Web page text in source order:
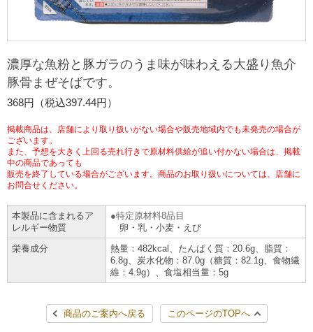
食の安全・安心への取組み
ギフト
プリペイドカード・金券
ニンテンドー・ダウンロードカード
マルチコピー機でできることトップ
コピー
プリント
スキャン
ファクス
チケット
便利なサービス
宅配便
切手・はがき・印紙
セブン銀行ATM
ご利用可能なお支払い方法
各種料金のお支払い
チケットサービス
セブンチケット
チケットぴあ
イープラス
CNプレイガイド
セブン‐イレブンでお受取り
タワーレコード
セブンネットショッピング
停電時のサービス停止のお知らせ
企業理念
会社概要
貸借対照表・損益計算書
沿革
国内店舗数
セブン＆アイ・ホールディングスの重点課題
サステナビリティ活動基本方針
サステナビリティ推進体制
GREEN CHALLENGE 2050
4VISIONS
サステナビリティニュース
サステナビリティレポート
加盟店オーナー募集
店舗検索
ネットショッピング
お問い合わせ
Language
English (Corporate)
English (Services)
한국어(서비스)
濃厚な魚粉と豚ガラのうま味が味わえる大盛り魚介
豚骨まぜそばです。
368円（税込397.44円）
掲載商品は、店舗により取り扱いがない場合や販売地域内でも未発売の場合が
ございます。
また、予想を大きく上回る売れ行きで原材料供給が追い付かない場合は、掲載
中の商品であっても
販売を終了している場合がございます。商品のお取り扱いについては、店舗に
お問合せください。
本製品に含まれるア
レルギー物質
特定原材料8品目
卵・乳・小麦・えび
栄養成分
熱量：482kcal、たんぱく質：20.6g、脂質：
6.8g、炭水化物：87.0g（糖質：82.1g、食物繊
維：4.9g）、食塩相当量：5g
商品のご案内へ戻る このページのTOPへ